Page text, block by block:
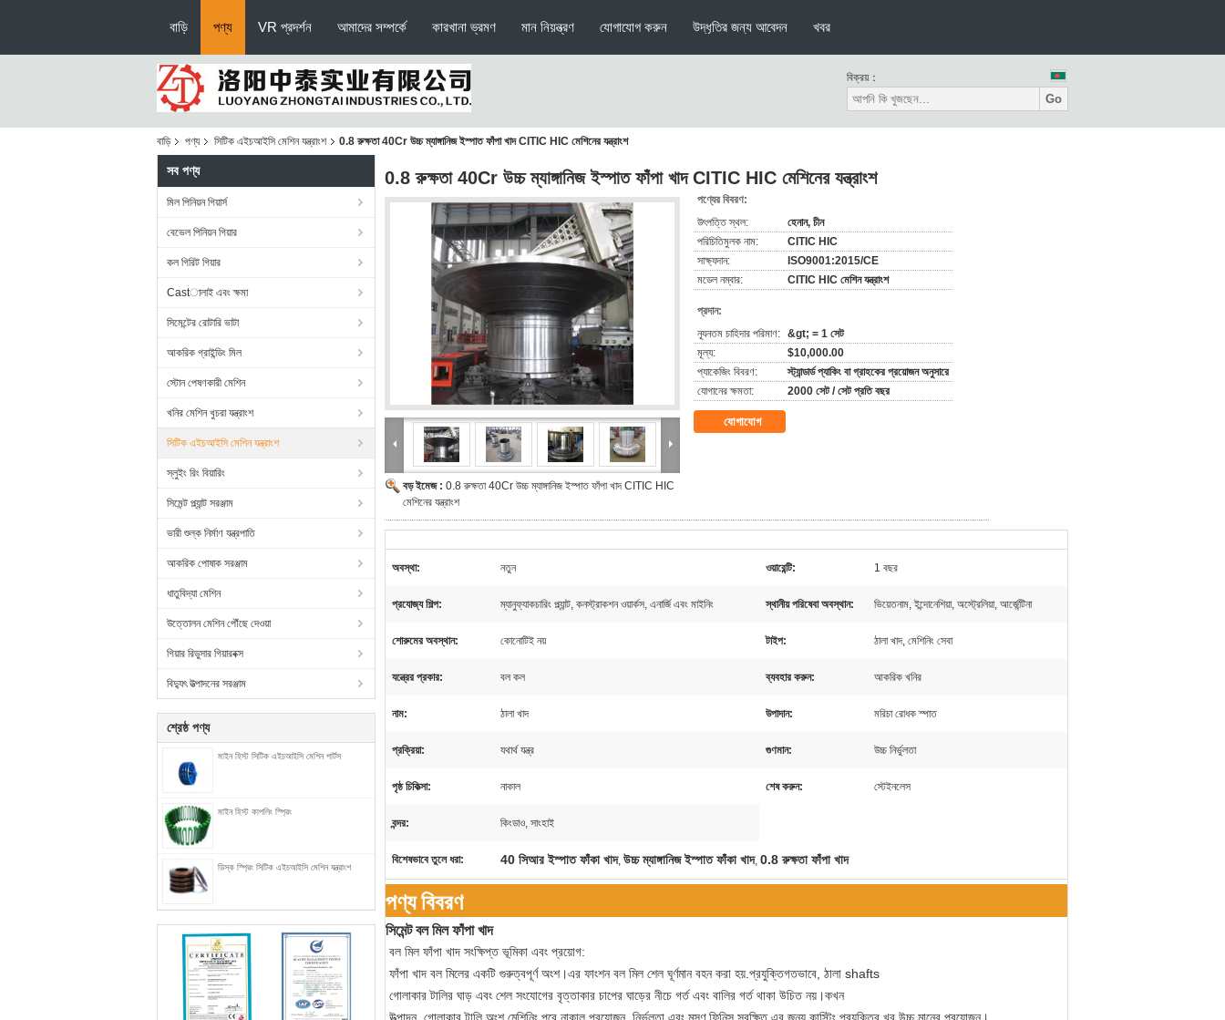
বাড়ি পণ্য VR প্রদর্শন আমাদের সম্পর্কে কারখানা ভ্রমণ মান নিয়ন্ত্রণ যোগাযোগ করুন উদ্ধৃতির জন্য আবেদন খবর
বিক্রয়：
Go
বাড়ি পণ্য সিটিক এইচআইসি মেশিন যন্ত্রাংশ 0.8 রুক্ষতা 40Cr উচ্চ ম্যাঙ্গানিজ ইস্পাত ফাঁপা খাদ CITIC HIC মেশিনের যন্ত্রাংশ
সব পণ্য
মিল পিনিয়ন গিয়ার্স
বেভেল পিনিয়ন গিয়ার
কল গিরিট গিয়ার
Castালাই এবং ক্ষমা
সিমেন্টের রোটারি ভাটা
আকরিক গ্রাইন্ডিং মিল
স্টোন পেষণকারী মেশিন
খনির মেশিন খুচরা যন্ত্রাংশ
সিটিক এইচআইসি মেশিন যন্ত্রাংশ
স্লুইং রিং বিয়ারিং
সিমেন্ট প্ল্যান্ট সরঞ্জাম
ভারী শুল্ক নির্মাণ যন্ত্রপাতি
আকরিক পোষাক সরঞ্জাম
ধাতুবিদ্যা মেশিন
উত্তোলন মেশিন পৌঁছে দেওয়া
গিয়ার রিডুসার গিয়ারবক্স
বিদ্যুৎ উত্পাদনের সরঞ্জাম
শ্রেষ্ঠ পণ্য
মাইন হিস্ট সিটিক এইচআইসি মেশিন পার্টস
মাইন হিস্ট কাপলিং স্প্রিং
ডিস্ক স্প্রিং সিটিক এইচআইসি মেশিন যন্ত্রাংশ
0.8 রুক্ষতা 40Cr উচ্চ ম্যাঙ্গানিজ ইস্পাত ফাঁপা খাদ CITIC HIC মেশিনের যন্ত্রাংশ
বড় ইমেজ : 0.8 রুক্ষতা 40Cr উচ্চ ম্যাঙ্গানিজ ইস্পাত ফাঁপা খাদ CITIC HIC
মেশিনের যন্ত্রাংশ
পণ্যের বিবরণ:
উৎপত্তি স্থল:
হেনান, চীন
পরিচিতিমুলক নাম:
CITIC HIC
সাক্ষ্যদান:
ISO9001:2015/CE
মডেল নম্বার:
CITIC HIC মেশিন যন্ত্রাংশ
প্রদান:
ন্যূনতম চাহিদার পরিমাণ: &gt; = 1 সেট
মূল্য:
$10,000.00
প্যাকেজিং বিবরণ:
স্ট্যান্ডার্ড প্যাকিং বা গ্রাহকের প্রয়োজন অনুসারে
যোগানের ক্ষমতা:
2000 সেট / সেট প্রতি বছর
যোগাযোগ
অবস্থা: নতুন ওয়ারেন্টি: 1 বছর
প্রযোজ্য শিল্প: ম্যানুফ্যাকচারিং প্ল্যান্ট, কনস্ট্রাকশন ওয়ার্কস, এনার্জি এবং মাইনিং স্থানীয় পরিষেবা অবস্থান: ভিয়েতনাম, ইন্দোনেশিয়া, অস্ট্রেলিয়া, আর্জেন্টিনা
শোরুমের অবস্থান: কোনোটিই নয় টাইপ: ঠালা খাদ, মেশিনিং সেবা
যন্ত্রের প্রকার: বল কল ব্যবহার করুন: আকরিক খনির
নাম: ঠালা খাদ উপাদান: মরিচা রোধক স্পাত
প্রক্রিয়া: যথার্থ যন্ত্র গুণমান: উচ্চ নির্ভুলতা
পৃষ্ঠ চিকিত্সা: নাকাল শেষ করুন: স্টেইনলেস
বন্দর: কিংডাও, সাংহাই
বিশেষভাবে তুলে ধরা: 40 সিআর ইস্পাত ফাঁকা খাদ, উচ্চ ম্যাঙ্গানিজ ইস্পাত ফাঁকা খাদ, 0.8 রুক্ষতা ফাঁপা খাদ
পণ্য বিবরণ
সিমেন্ট বল মিল ফাঁপা খাদ
বল মিল ফাঁপা খাদ সংক্ষিপ্ত ভূমিকা এবং প্রয়োগ:
ফাঁপা খাদ বল মিলের একটি গুরুত্বপূর্ণ অংশ।এর ফাংশন বল মিল শেল ঘূর্ণমান বহন করা হয়.প্রযুক্তিগতভাবে, ঠালা shafts
গোলাকার টালির ঘাড় এবং শেল সংযোগের বৃত্তাকার চাপের ঘাড়ের নীচে গর্ত এবং বালির গর্ত থাকা উচিত নয়।কখন